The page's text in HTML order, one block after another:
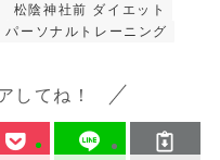
松陰神社前 ダイエット
パーソナルトレーニング
してね！